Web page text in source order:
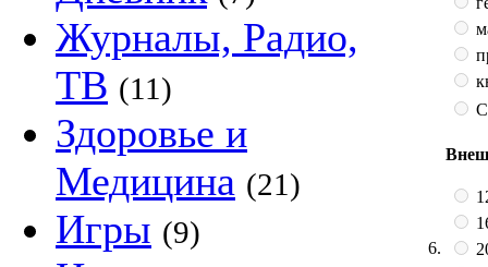
Журналы, Радио,
ТВ (11)
Здоровье и
Медицина (21)
Игры (9) 6.